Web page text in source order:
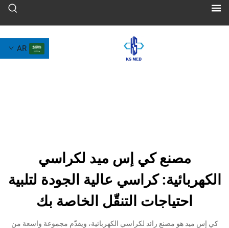
كي إس ميد لكراسي
كراسي عالية الجودة لتلبية
التنقّل الخاصة بك
مصنع رائد لكراسي الكهربائية، ويقدّم مجموعة واسعة من